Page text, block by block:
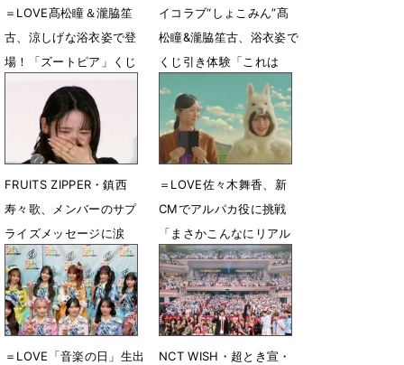
＝LOVE髙松瞳＆瀧脇笙
古、涼しげな浴衣姿で登
場！「ズートピア」くじ
発表会で仲良しトーク
7月30日 07時00分
イコラブ“しょこみん”髙
松瞳&瀧脇笙古、浴衣姿で
くじ引き体験「これは
沼！」
7月29日 21時23分
FRUITS ZIPPER・鎮西
寿々歌、メンバーのサプ
ライズメッセージに涙
7月24日 22時38分
＝LOVE佐々木舞香、新
CMでアルパカ役に挑戦
「まさかこんなにリアル
な...」
7月23日 07時00分
＝LOVE「音楽の日」生出
NCT WISH・超とき宣・